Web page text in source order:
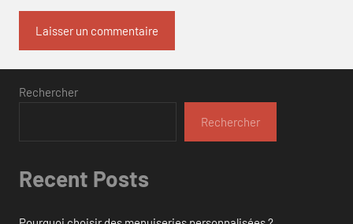
Rechercher
Rechercher
Recent Posts